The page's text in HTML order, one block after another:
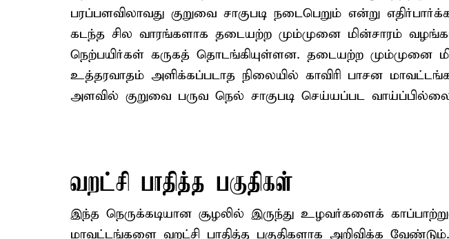
பரப்பளவிலாவது குறுவை சாகுபடி நடைபெறும் என்று
கடந்த சில வாரங்களாக தடையற்ற மும்முனை மின்சாரம்
நெற்பயிர்கள் கருகத் தொடங்கியுள்ளன. தடையற்ற மும்முனை
உத்தரவாதம் அளிக்கப்படாத நிலையில் காவிரி பாசன
அளவில் குறுவை பருவ நெல் சாகுபடி செய்யப்பட
வறட்சி பாதித்த பகுதிகள்
இந்த நெருக்கடியான சூழலில் இருந்து உழவர்களைக்
மாவட்டங்களை வறட்சி பாதித்த பகுதிகளாக அறிவிக்க வேண்டும்.